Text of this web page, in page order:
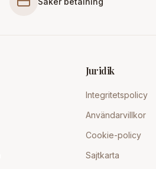
Juridik
Integritetspolicy
Användarvillkor
Cookie-policy
Sajtkarta